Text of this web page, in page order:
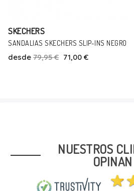
SKECHERS
ZAPATILLAS SKECHERS CON LUCES
desde 39,95 € 31,00 €
NUESTROS
OPINAN